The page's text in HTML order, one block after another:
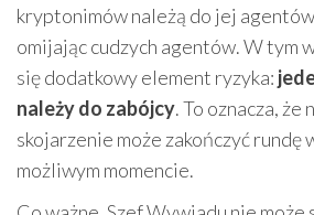
kryptonimów należą do jej
omijając cudzych agentów. W tym
się dodatkowy element ryzyka:
należy do zabójcy. To oznacza,
skojarzenie może zakończyć rundę
możliwym momencie.